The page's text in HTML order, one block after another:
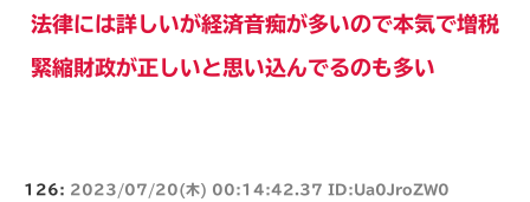
法律には詳しいが経済音痴が多いので本気で増税
緊縮財政が正しいと思い込んでるのも多い
126: 2023/07/20(木) 00:14:42.37 ID:Ua0JroZW0